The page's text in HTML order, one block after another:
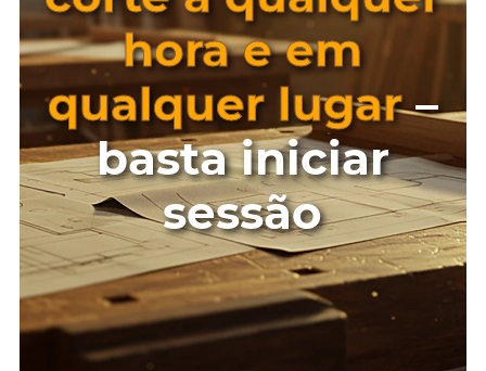
hora e em
qualquer lugar–
basta iniciar
sessão